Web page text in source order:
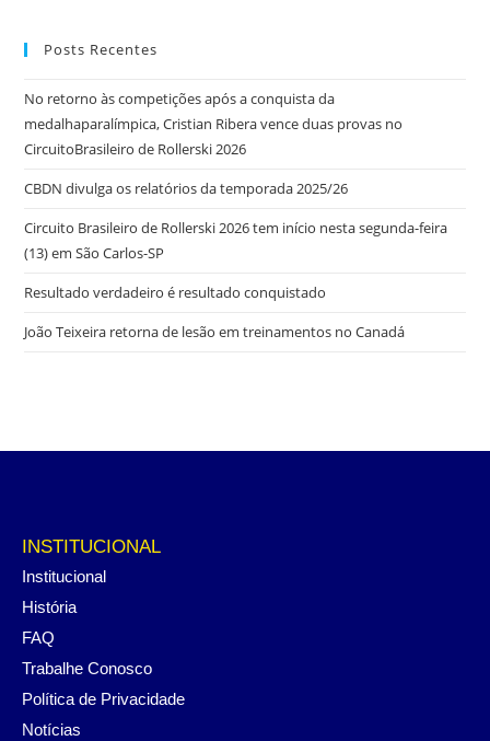
Posts Recentes
No retorno às competições após a conquista da
medalhaparalímpica, Cristian Ribera vence duas provas no
CircuitoBrasileiro de Rollerski 2026
CBDN divulga os relatórios da temporada 2025/26
Circuito Brasileiro de Rollerski 2026 tem início nesta segunda-feira
(13) em São Carlos-SP
Resultado verdadeiro é resultado conquistado
João Teixeira retorna de lesão em treinamentos no Canadá
INSTITUCIONAL
Institucional
História
FAQ
Trabalhe Conosco
Política de Privacidade
Notícias